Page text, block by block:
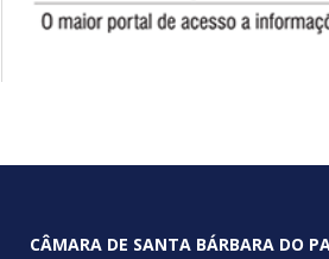
CÂMARA DE SANTA BÁRBARA DO